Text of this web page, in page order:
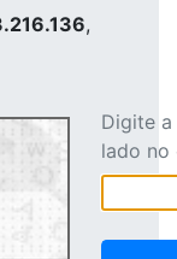
,
Digite
lado no